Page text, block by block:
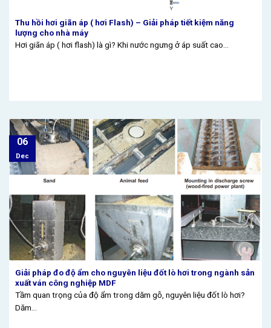
Thu hồi hơi giãn áp ( hơi Flash) – Giải pháp tiết kiệm năng
lượng cho nhà máy
Hơi giãn áp ( hơi flash) là gì? Khi nước ngưng ở áp suất cao...
Giải pháp đo độ ẩm cho nguyên liệu đốt lò hơi trong ngành sản
xuất ván công nghiệp MDF
Tầm quan trọng của độ ẩm trong dăm gỗ, nguyên liệu đốt lò hơi?
Dăm...
06
Dec